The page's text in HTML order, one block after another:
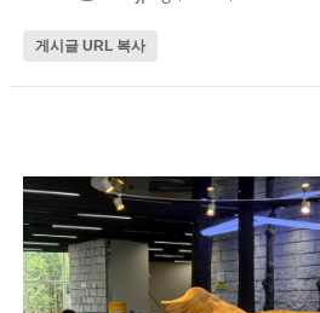
게시글 URL 복사